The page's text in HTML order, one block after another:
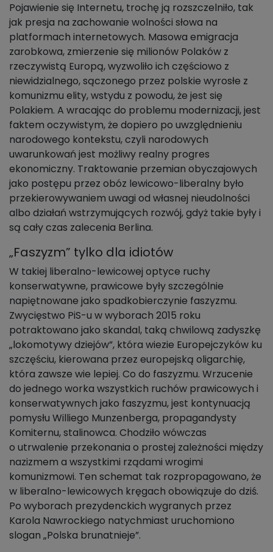
Pojawienie się Internetu, trochę ją rozszczelniło, tak
jak presja na zachowanie wolności słowa na
platformach internetowych. Masowa emigracja
zarobkowa, zmierzenie się milionów Polaków z
rzeczywistą Europą, wyzwoliło ich częściowo z
niewidzialnego, sączonego przez polskie wyrosłe z
komunizmu elity, wstydu z powodu, że jest się
Polakiem. A wracając do problemu modernizacji, jest
faktem oczywistym, że dopiero po uwzględnieniu
narodowego kontekstu, czyli narodowych
uwarunkowań jest możliwy realny progres
ekonomiczny. Traktowanie przemian obyczajowych
jako postępu przez obóz lewicowo-liberalny było
przekierowywaniem uwagi od własnej nieudolności
albo działań wstrzymujących rozwój, gdyż takie były i
są cały czas zalecenia Berlina.
„Faszyzm” tylko dla idiotów
W takiej liberalno-lewicowej optyce ruchy
konserwatywne, prawicowe były szczególnie
napiętnowane jako spadkobierczynie faszyzmu.
Zwycięstwo PiS-u w wyborach 2015 roku
potraktowano jako skandal, taką chwilową zadyszkę
„lokomotywy dziejów”, która wiezie Europejczyków ku
szczęściu, kierowana przez europejską oligarchię,
która zawsze wie lepiej. Co do faszyzmu. Wrzucenie
do jednego worka wszystkich ruchów prawicowych i
konserwatywnych jako faszyzmu, jest kontynuacją
pomysłu Williego Munzenberga, propagandysty
Komiternu, stalinowca. Chodziło wówczas
o utrwalenie przekonania o prostej zależności między
nazizmem a wszystkimi rządami wrogimi
komunizmowi. Ten schemat tak rozpropagowano, że
w liberalno-lewicowych kręgach obowiązuje do dziś.
Po wyborach prezydenckich wygranych przez
Karola Nawrockiego natychmiast uruchomiono
slogan „Polska brunatnieje”.